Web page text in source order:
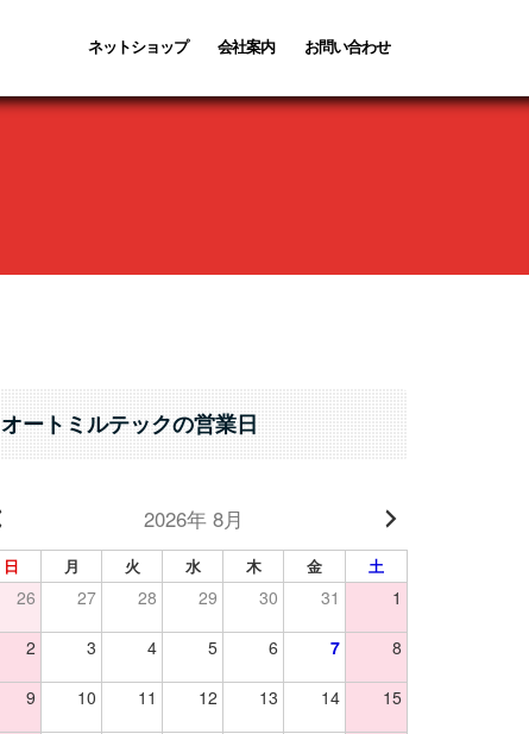
ネットショップ 会社案内 お問い合わせ
オートミルテックの営業日
2026年 8月
日 月 火 水 木 金 土
26 27 28 29 30 31 1
2 3 4 5 6 7 8
9 10 11 12 13 14 15